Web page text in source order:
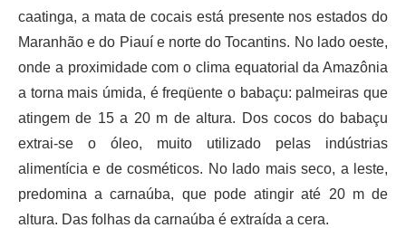
caatinga, a mata de cocais está presente nos estados do
Maranhão e do Piauí e norte do Tocantins. No lado oeste,
onde a proximidade com o clima equatorial da Amazônia
a torna mais úmida, é freqüente o babaçu: palmeiras que
atingem de 15 a 20 m de altura. Dos cocos do babaçu
extrai-se o óleo, muito utilizado pelas indústrias
alimentícia e de cosméticos. No lado mais seco, a leste,
predomina a carnaúba, que pode atingir até 20 m de
altura. Das folhas da carnaúba é extraída a cera.